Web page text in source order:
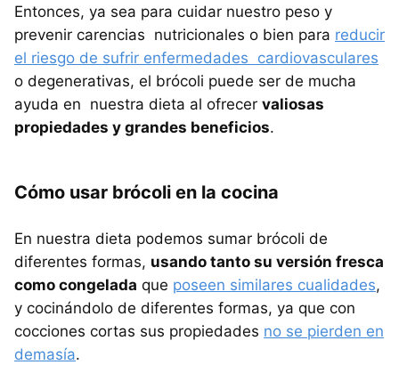
Entonces, ya sea para cuidar nuestro peso y
prevenir carencias nutricionales o bien para reducir
el riesgo de sufrir enfermedades cardiovasculares
o degenerativas, el brócoli puede ser de mucha
ayuda en nuestra dieta al ofrecer valiosas
propiedades y grandes beneficios.
Cómo usar brócoli en la cocina
En nuestra dieta podemos sumar brócoli de
diferentes formas, usando tanto su versión fresca
como congelada que poseen similares cualidades,
y cocinándolo de diferentes formas, ya que con
cocciones cortas sus propiedades no se pierden en
demasía.